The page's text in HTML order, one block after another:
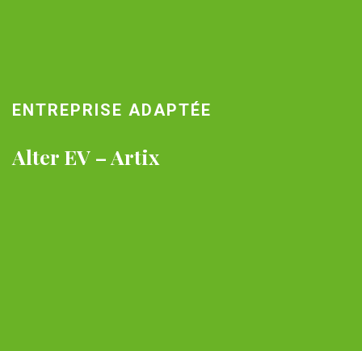
ENTREPRISE ADAPTÉE
Alter EV – Artix